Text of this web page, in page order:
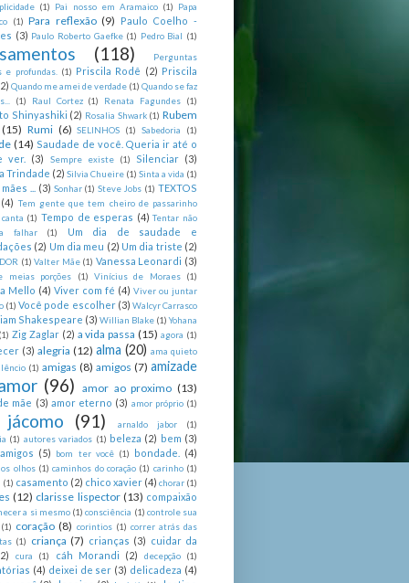
(1) Pai nosso em Aramaico (1)
Papa
(1) Para reflexão (9)
Paulo Coelho -
(3) Paulo Roberto Gaefke (1) Pedro Bial (1)
(118)
Perguntas
e profundas. (1) Priscila Rodê (2) Priscila
Quando me amei de verdade (1) Quando se faz
(1) Raul Cortez (1) Renata Fagundes (1)
Shinyashiki (2) Rosalia Shwark (1) Rubem
(15) Rumi (6) SELINHOS (1) Sabedoria (1)
(14) Saudade de você. Queria ir até o
ver.
(3) Sempre existe (1) Silenciar (3)
Trindade (2) Silvia Chueire (1) Sinta a vida (1)
... (3) Sonhar (1) Steve Jobs (1) TEXTOS
(4) Tem gente que tem cheiro de passarinho
(1) Tempo de esperas (4) Tentar não
falhar
(1)
Um dia de saudade e
(2) Um dia meu (2) Um dia triste (2)
(1) Valter Mãe (1) Vanessa Leonardi (3)
meias porções (1) Vinícius de Moraes (1)
Mello (4) Viver com fé (4) Viver ou juntar
(1) Você pode escolher (3) Walcyr Carrasco
Shakespeare (3) Willian Blake (1) Yohana
Zig Zaglar (2) a vida passa (15) agora (1)
(3) alegria (12) alma (20) ama quieto
(1) amigas (8) amigos (7) amizade
(96) amor ao proximo (13)
mãe (3) amor eterno (3) amor próprio (1)
jácomo (91) arnaldo jabor
(1)
(1) autores variados (1) beleza (2) bem (3)
(5) bom ter você (1) bondade. (4)
olhos (1) caminhos do coração (1) carinho (1)
(1) casamento (2) chico xavier (4) chorar (1)
(12) clarisse lispector (13) compaixão
a si mesmo (1) consciência (1) controle sua
(1) coração (8) corintios (1) correr atrás das
(1) criança (7) crianças (3) cuidar da
cura (1) cáh Morandi (2) decepção (1)
(4) deixei de ser (3) delicadeza (4)